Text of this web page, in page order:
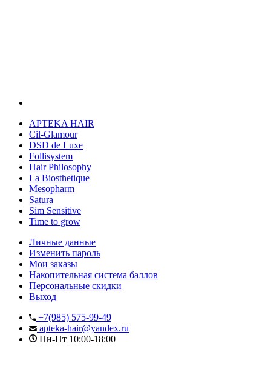
APTEKA HAIR
Cil-Glamour
DSD de Luxe
Follisystem
Hair Philosophy
La Biosthetique
Mesopharm
Satura
Sim Sensitive
Time to grow
Личные данные
Изменить пароль
Мои заказы
Накопительная система баллов
Персональные скидки
Выход
+7(985) 575-99-49
apteka-hair@yandex.ru
Пн-Пт 10:00-18:00